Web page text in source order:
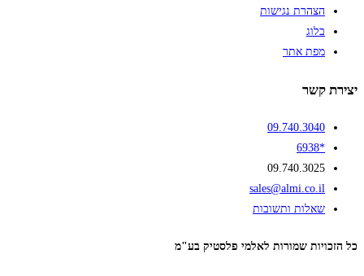
הצהרת נגישות
בלוג
מפת אתר
יצירת קשר
09.740.3040
*6938
09.740.3025
sales@almi.co.il
שאלות ותשובות
כל הזכויות שמורות לאלמי פלסטיק בע"מ